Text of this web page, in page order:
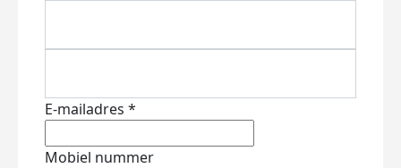
E-mailadres *
Mobiel nummer